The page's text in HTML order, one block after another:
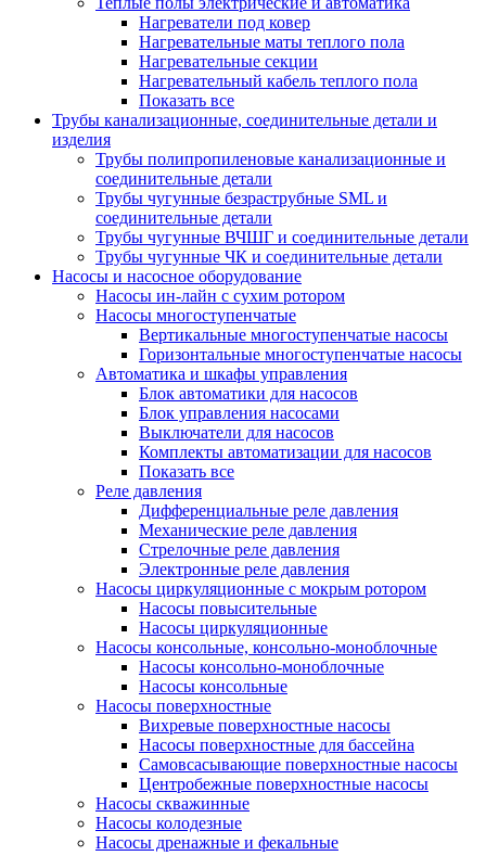
Нагреватели под ковер
Нагревательные маты теплого пола
Нагревательные секции
Нагревательный кабель теплого пола
Показать все
Трубы канализационные, соединительные детали и
изделия
Трубы полипропиленовые канализационные и
соединительные детали
Трубы чугунные безраструбные SML и
соединительные детали
Трубы чугунные ВЧШГ и соединительные детали
Трубы чугунные ЧК и соединительные детали
Насосы и насосное оборудование
Насосы ин-лайн с сухим ротором
Насосы многоступенчатые
Вертикальные многоступенчатые насосы
Горизонтальные многоступенчатые насосы
Автоматика и шкафы управления
Блок автоматики для насосов
Блок управления насосами
Выключатели для насосов
Комплекты автоматизации для насосов
Показать все
Реле давления
Дифференциальные реле давления
Механические реле давления
Стрелочные реле давления
Электронные реле давления
Насосы циркуляционные с мокрым ротором
Насосы повысительные
Насосы циркуляционные
Насосы консольные, консольно-моноблочные
Насосы консольно-моноблочные
Насосы консольные
Насосы поверхностные
Вихревые поверхностные насосы
Насосы поверхностные для бассейна
Самовсасывающие поверхностные насосы
Центробежные поверхностные насосы
Насосы скважинные
Насосы колодезные
Насосы дренажные и фекальные